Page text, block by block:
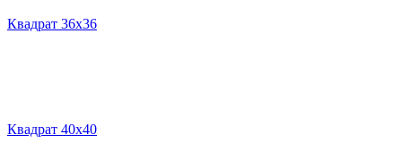
Квадрат 36х36
Квадрат 40х40